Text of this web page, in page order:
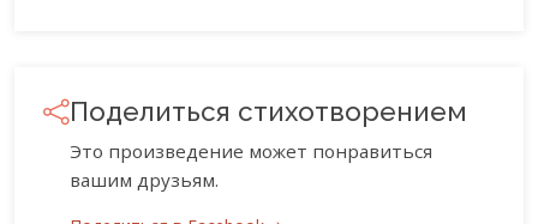
Поделиться стихотворением
Это произведение может понравиться
вашим друзьям.